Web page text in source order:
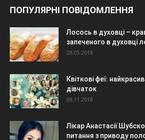
ПОПУЛЯРНІ ПОВІДОМЛЕННЯ
Лосось в духовці –
запеченого в духовці
28.05.2018
Квіткові феї:
дівчаток
09.11.2018
Лікар Анастасії
питання з приводу